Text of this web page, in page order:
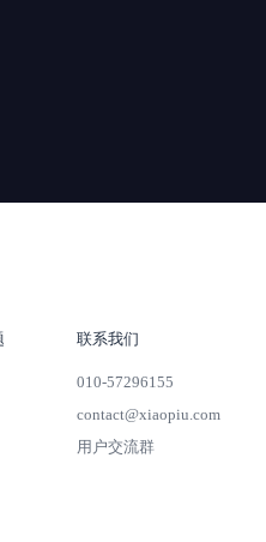
联系我们
010-57296155
contact@xiaopiu.com
用户交流群